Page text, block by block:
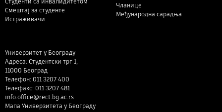
Смештај за студенте
Истраживачи
Чланице
Међународна сарадња
Универзитет у Београду
Адреса: Студентски трг 1,
11000 Београд
Телефон: 011 3207 400
Телефакс: 011 3207 481
info.office@rect.bg.ac.rs
Мапа Универзитета у Београду